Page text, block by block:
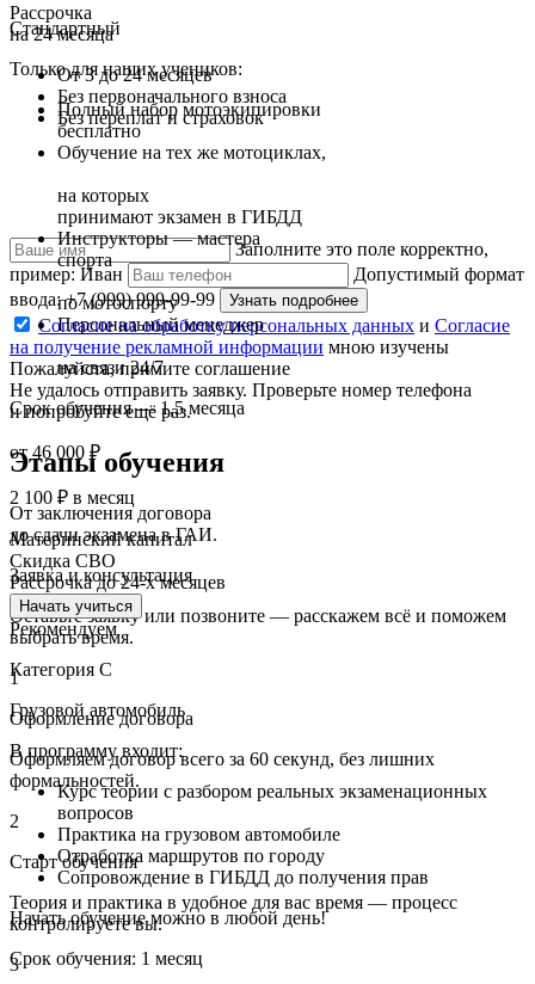
Стандартный
Только для наших учеников:
Полный набор мотоэкипировки
бесплатно
Обучение на тех же мотоциклах,
на которых
принимают экзамен в ГИБДД
Инструкторы — мастера
спорта
по мотоспорту
Персональный менеджер
на связи 24/7
Срок обучения — 1,5 месяца
от 46 000 ₽
2 100 ₽ в месяц
Материнский капитал
Скидка СВО
Рассрочка до 24-х месяцев
Начать учиться
Рекомендуем
Категория C
Грузовой автомобиль
В программу входит:
Курс теории с разбором реальных экзаменационных
вопросов
Практика на грузовом автомобиле
Отработка маршрутов по городу
Сопровождение в ГИБДД до получения прав
Начать обучение можно в любой день!
Срок обучения: 1 месяц
Рассрочка
на 24 месяца
От 3 до 24 месяцев
Без первоначального взноса
Без переплат и страховок
Заполните это поле корректно,
пример: Иван
Допустимый формат
ввода: +7 (999) 999-99-99
Узнать подробнее
Согласие на обработку персональных данных и Согласие
на получение рекламной информации мною изучены
Пожалуйста, примите соглашение
Не удалось отправить заявку. Проверьте номер телефона
и попробуйте ещё раз.
Этапыобучения
От заключения договора
до сдачи экзамена в ГАИ.
Заявка и консультация
Оставьте заявку или позвоните — расскажем всё и поможем
выбрать время.
1
Оформление договора
Оформляем договор всего за 60 секунд, без лишних
формальностей.
2
Старт обучения
Теория и практика в удобное для вас время — процесс
контролируете вы.
3